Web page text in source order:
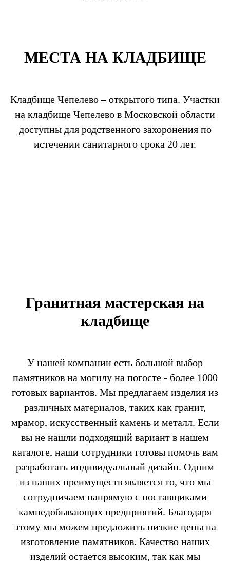
МЕСТА НА КЛАДБИЩЕ
Кладбище Чепелево – открытого типа. Участки
на кладбище Чепелево в Московской области
доступны для родственного захоронения по
истечении санитарного срока 20 лет.
Гранитная мастерская на
кладбище
У нашей компании есть большой выбор
памятников на могилу на погосте - более 1000
готовых вариантов. Мы предлагаем изделия из
различных материалов, таких как гранит,
мрамор, искусственный камень и металл. Если
вы не нашли подходящий вариант в нашем
каталоге, наши сотрудники готовы помочь вам
разработать индивидуальный дизайн. Одним
из наших преимуществ является то, что мы
сотрудничаем напрямую с поставщиками
камнедобывающих предприятий. Благодаря
этому мы можем предложить низкие цены на
изготовление памятников. Качество наших
изделий остается высоким, так как мы